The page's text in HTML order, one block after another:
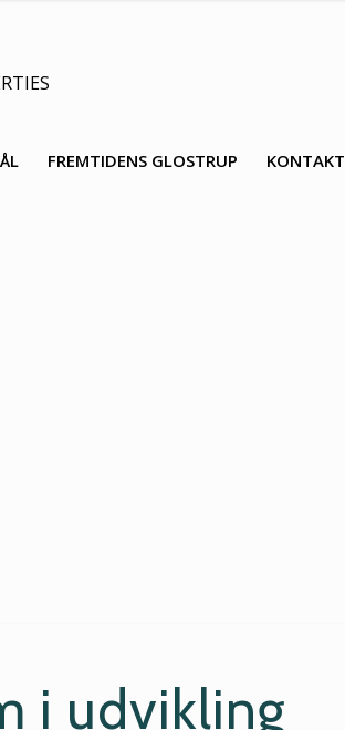
FREMTIDENS GLOSTRUP KONTAKT
i udvikling